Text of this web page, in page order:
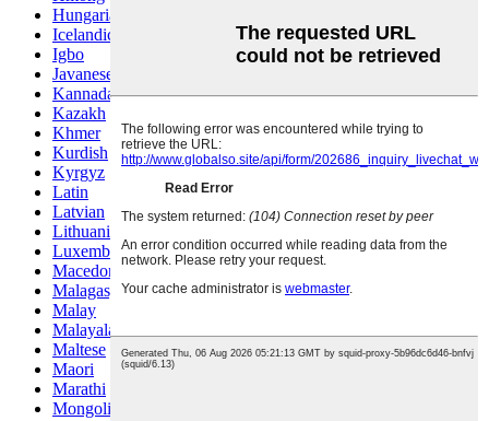
Hungarian
Icelandic
Igbo
Javanese
Kannada
Kazakh
Khmer
Kurdish
Kyrgyz
Latin
Latvian
Lithuanian
Luxembou..
Macedonian
Malagasy
Malay
Malayalam
Maltese
Maori
Marathi
Mongolian